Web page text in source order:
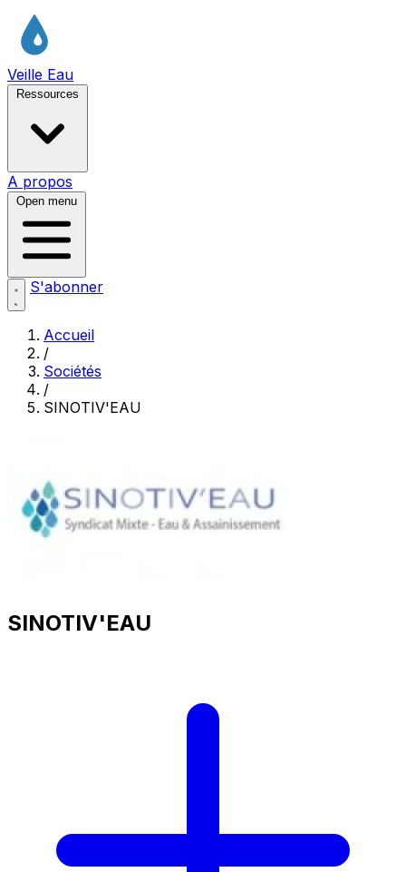
Veille Eau
Ressources
A propos
Open menu
S'abonner
Accueil
/
Sociétés
/
SINOTIV'EAU
SINOTIV'EAU